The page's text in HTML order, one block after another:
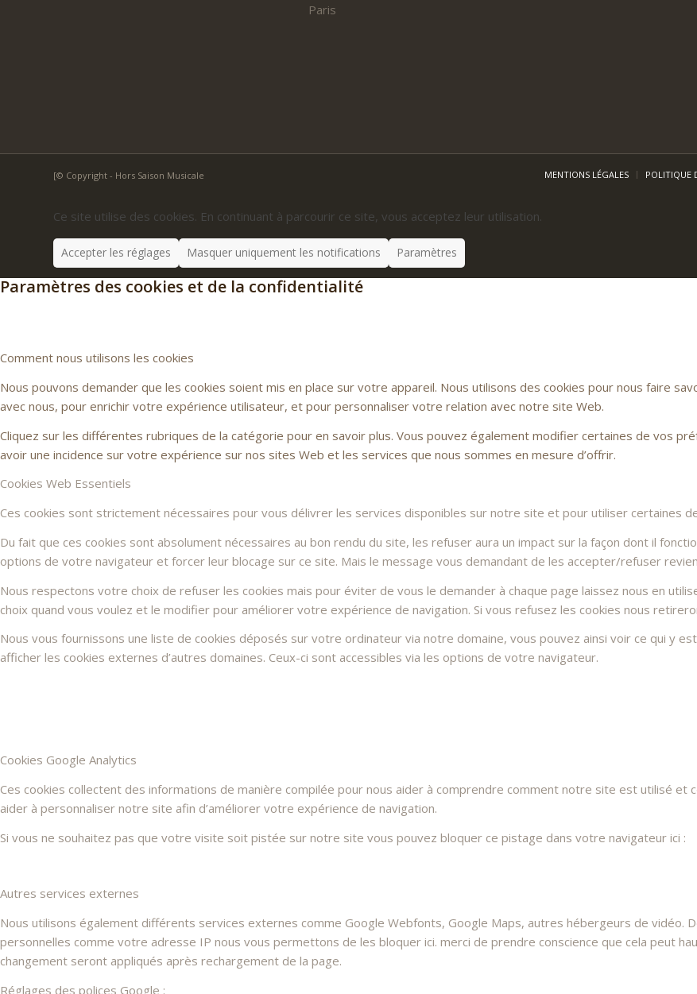
Paris
[© Copyright - Hors Saison Musicale MENTIONS LÉGALES POLITIQUE
Ce site utilise des cookies. En continuant à parcourir ce site, vous acceptez leur utilisation.
Accepter les réglages Masquer uniquement les notifications Paramètres
Paramètres des cookies et de la confidentialité
Comment nous utilisons les cookies
Nous pouvons demander que les cookies soient mis en place sur votre appareil. Nous utilisons des cookies pour nous faire
avec nous, pour enrichir votre expérience utilisateur, et pour personnaliser votre relation avec notre site Web.
Cliquez sur les différentes rubriques de la catégorie pour en savoir plus. Vous pouvez également modifier certaines de vos
avoir une incidence sur votre expérience sur nos sites Web et les services que nous sommes en mesure d’offrir.
Cookies Web Essentiels
Ces cookies sont strictement nécessaires pour vous délivrer les services disponibles sur notre site et pour utiliser certaines
Du fait que ces cookies sont absolument nécessaires au bon rendu du site, les refuser aura un impact sur la façon dont il
options de votre navigateur et forcer leur blocage sur ce site. Mais le message vous demandant de les accepter/refuser
Nous respectons votre choix de refuser les cookies mais pour éviter de vous le demander à chaque page laissez nous en
choix quand vous voulez et le modifier pour améliorer votre expérience de navigation. Si vous refusez les cookies nous
Nous vous fournissons une liste de cookies déposés sur votre ordinateur via notre domaine, vous pouvez ainsi voir ce qui y
afficher les cookies externes d’autres domaines. Ceux-ci sont accessibles via les options de votre navigateur.
Cookies Google Analytics
Ces cookies collectent des informations de manière compilée pour nous aider à comprendre comment notre site est utilisé et
aider à personnaliser notre site afin d’améliorer votre expérience de navigation.
Si vous ne souhaitez pas que votre visite soit pistée sur notre site vous pouvez bloquer ce pistage dans votre navigateur ici :
Autres services externes
Nous utilisons également différents services externes comme Google Webfonts, Google Maps, autres hébergeurs de vidéo.
personnelles comme votre adresse IP nous vous permettons de les bloquer ici. merci de prendre conscience que cela peut
changement seront appliqués après rechargement de la page.
Réglages des polices Google :